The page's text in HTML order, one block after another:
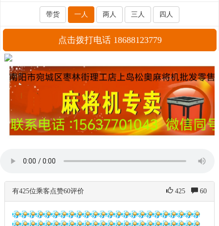
带货 一人 两人 三人 四人
点击拨打电话 18688123779
有425位乘客点赞60评价 425 60